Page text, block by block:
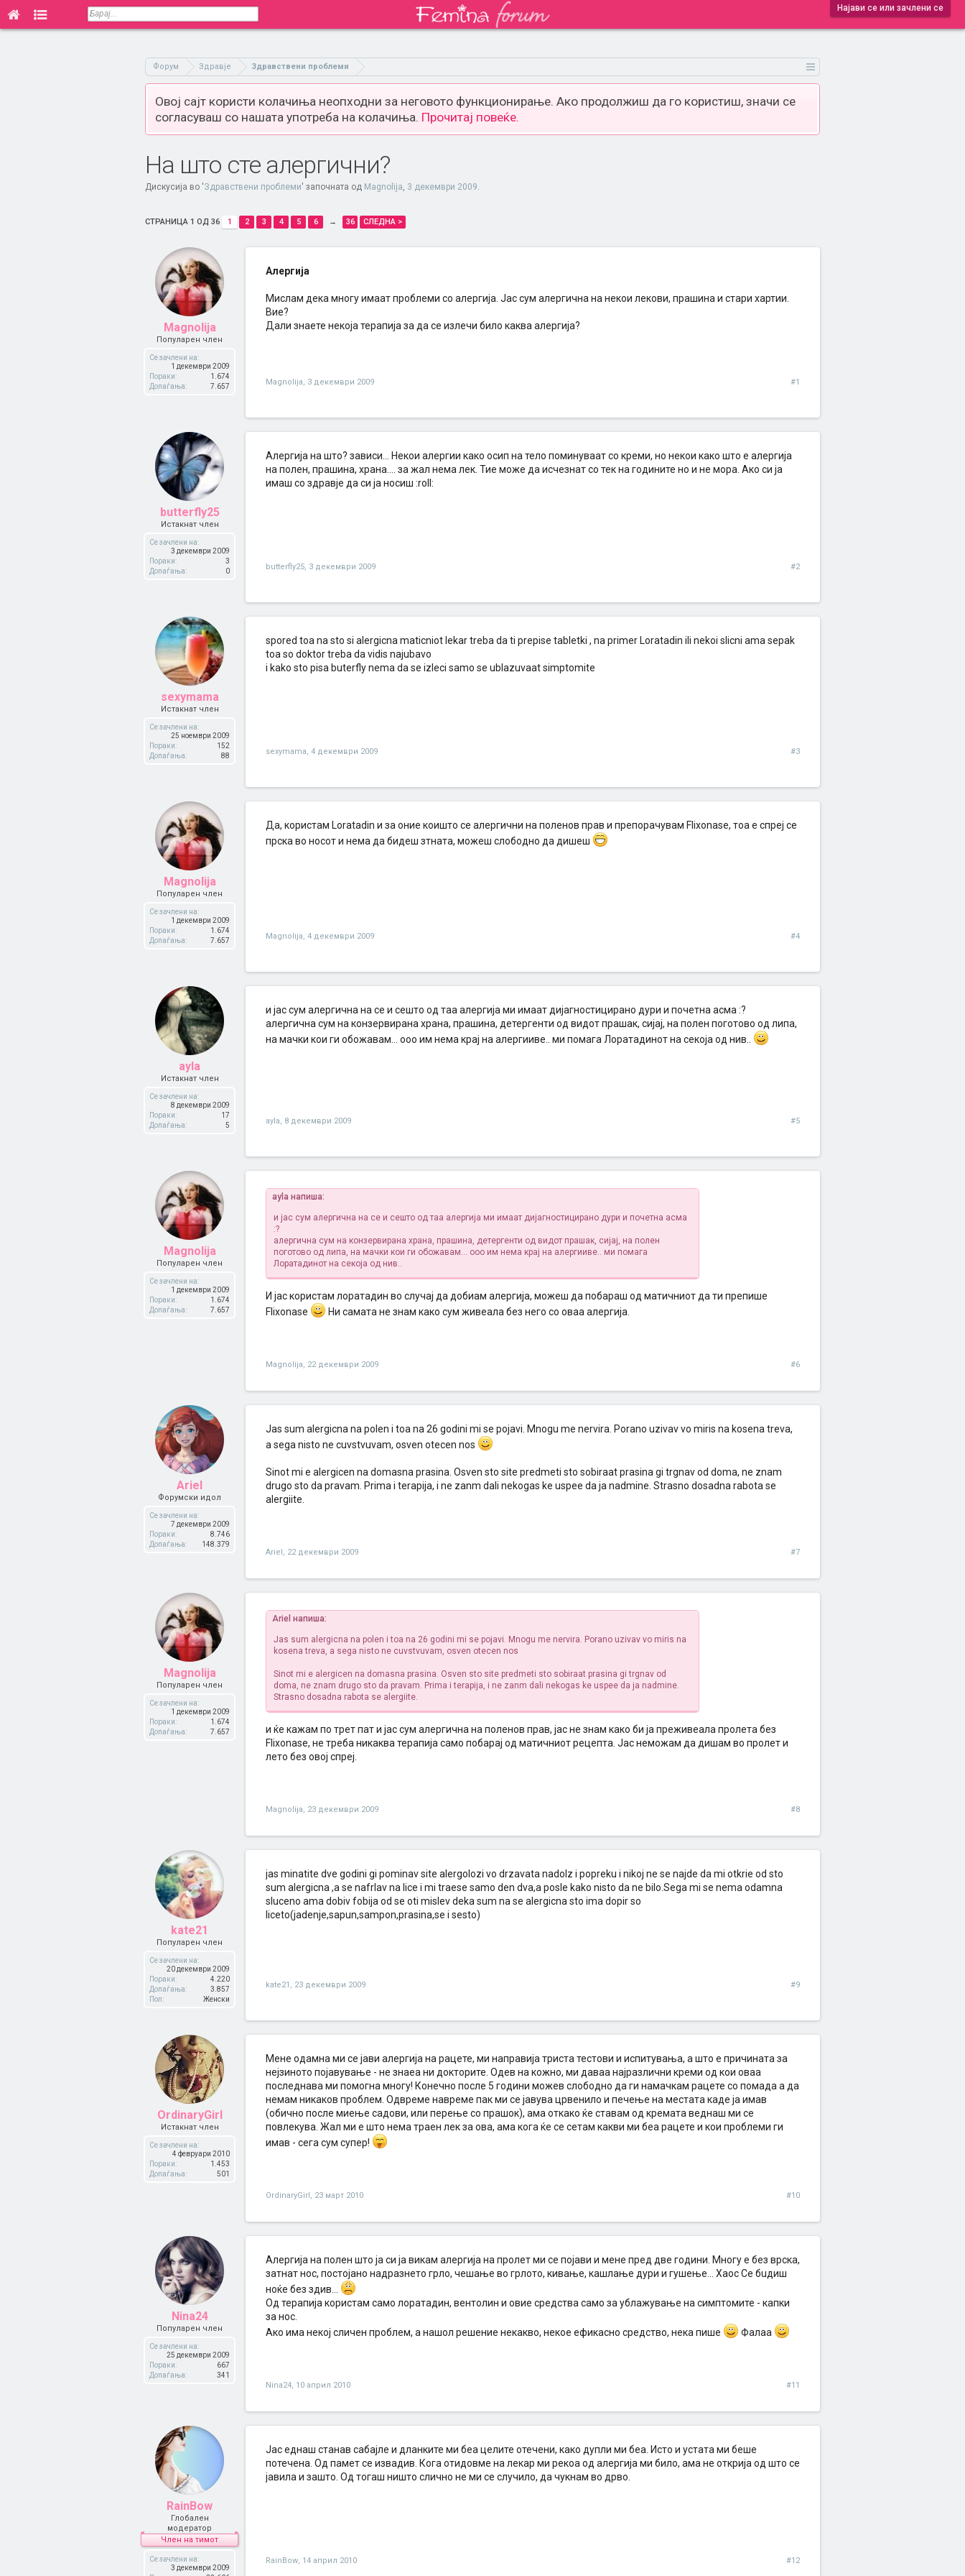
Најави се или зачлени се
Форум Здравје Здравствени проблеми
Овој сајт користи колачиња неопходни за неговото функционирање. Ако продолжиш да го користиш, значи се
согласуваш со нашата употреба на колачиња. Прочитај повеќе.
На што сте алергични?
Дискусија во 'Здравствени проблеми' започната од Magnolija, 3 декември 2009.
СТРАНИЦА 1 ОД 36 1 2 3 4 5 6 → 36 СЛЕДНА >
Magnolija
Популарен член
Се зачлени на:
1 декември 2009
Пораки:
1.674
Допаѓања:
7.657
Алергија
Мислам дека многу имаат проблеми со алергија. Јас сум алергична на некои лекови, прашина и стари хартии.
Вие?
Дали знаете некоја терапија за да се излечи било каква алергија?
Magnolija, 3 декември 2009 #1
butterfly25
Истакнат член
Се зачлени на:
3 декември 2009
Пораки:
3
Допаѓања:
0
Алергија на што? зависи... Некои алергии како осип на тело поминуваат со креми, но некои како што е алергија
на полен, прашина, храна.... за жал нема лек. Тие може да исчезнат со тек на годините но и не мора. Ако си ја
имаш со здравје да си ја носиш :roll:
butterfly25, 3 декември 2009 #2
sexymama
Истакнат член
Се зачлени на:
25 ноември 2009
Пораки:
152
Допаѓања:
88
spored toa na sto si alergicna maticniot lekar treba da ti prepise tabletki , na primer Loratadin ili nekoi slicni ama sepak
toa so doktor treba da vidis najubavo
i kako sto pisa buterfly nema da se izleci samo se ublazuvaat simptomite
sexymama, 4 декември 2009 #3
Magnolija
Популарен член
Се зачлени на:
1 декември 2009
Пораки:
1.674
Допаѓања:
7.657
Да, користам Loratadin и за оние коишто се алергични на поленов прав и препорачувам Flixonase, тоа е спреј се
прска во носот и нема да бидеш зтната, можеш слободно да дишеш
Magnolija, 4 декември 2009 #4
ayla
Истакнат член
Се зачлени на:
8 декември 2009
Пораки:
17
Допаѓања:
5
и јас сум алергична на се и сешто од таа алергија ми имаат дијагностицирано дури и почетна асма :?
алергична сум на конзервирана храна, прашина, детергенти од видот прашак, сијај, на полен поготово од липа,
на мачки кои ги обожавам... ооо им нема крај на алергииве.. ми помага Лоратадинот на секоја од нив..
ayla, 8 декември 2009 #5
Magnolija
Популарен член
Се зачлени на:
1 декември 2009
Пораки:
1.674
Допаѓања:
7.657
ayla напиша:
и јас сум алергична на се и сешто од таа алергија ми имаат дијагностицирано дури и почетна асма
:?
алергична сум на конзервирана храна, прашина, детергенти од видот прашак, сијај, на полен
поготово од липа, на мачки кои ги обожавам... ооо им нема крај на алергииве.. ми помага
Лоратадинот на секоја од нив..
И јас користам лоратадин во случај да добиам алергија, можеш да побараш од матичниот да ти препише
Flixonase
Ни самата не знам како сум живеала без него со оваа алергија.
Magnolija, 22 декември 2009 #6
Ariel
Форумски идол
Се зачлени на:
7 декември 2009
Пораки:
8.746
Допаѓања:
148.379
Jas sum alergicna na polen i toa na 26 godini mi se pojavi. Mnogu me nervira. Porano uzivav vo miris na kosena treva,
a sega nisto ne cuvstvuvam, osven otecen nos
Sinot mi e alergicen na domasna prasina. Osven sto site predmeti sto sobiraat prasina gi trgnav od doma, ne znam
drugo sto da pravam. Prima i terapija, i ne zanm dali nekogas ke uspee da ja nadmine. Strasno dosadna rabota se
alergiite.
Ariel, 22 декември 2009 #7
Magnolija
Популарен член
Се зачлени на:
1 декември 2009
Пораки:
1.674
Допаѓања:
7.657
Ariel напиша:
Jas sum alergicna na polen i toa na 26 godini mi se pojavi. Mnogu me nervira. Porano uzivav vo miris na
kosena treva, a sega nisto ne cuvstvuvam, osven otecen nos
Sinot mi e alergicen na domasna prasina. Osven sto site predmeti sto sobiraat prasina gi trgnav od
doma, ne znam drugo sto da pravam. Prima i terapija, i ne zanm dali nekogas ke uspee da ja nadmine.
Strasno dosadna rabota se alergiite.
и ќе кажам по трет пат и јас сум алергична на поленов прав, јас не знам како би ја преживеала пролета без
Flixonase, не треба никаква терапија само побарај од матичниот рецепта. Јас неможам да дишам во пролет и
лето без овој спреј.
Magnolija, 23 декември 2009 #8
kate21
Популарен член
Се зачлени на:
20 декември 2009
Пораки:
4.220
Допаѓања:
3.857
Пол:
Женски
jas minatite dve godini gi pominav site alergolozi vo drzavata nadolz i popreku i nikoj ne se najde da mi otkrie od sto
sum alergicna ,a se nafrlav na lice i mi traese samo den dva,a posle kako nisto da ne bilo.Sega mi se nema odamna
sluceno ama dobiv fobija od se oti mislev deka sum na se alergicna sto ima dopir so
liceto(jadenje,sapun,sampon,prasina,se i sesto)
kate21 , 23 декември 2009 #9
OrdinaryGirl
Истакнат член
Се зачлени на:
4 февруари 2010
Пораки:
1.453
Допаѓања:
501
Мене одамна ми се јави алергија на рацете, ми направија триста тестови и испитувања, а што е причината за
нејзиното појавување - не знаеа ни докторите. Одев на кожно, ми даваа најразлични креми од кои оваа
последнава ми помогна многу! Конечно после 5 години можев слободно да ги намачкам рацете со помада а да
немам никаков проблем. Одвреме навреме пак ми се јавува црвенило и печење на местата каде ја имав
(обично после миење садови, или перење со прашок), ама откако ќе ставам од кремата веднаш ми се
повлекува. Жал ми е што нема траен лек за ова, ама кога ќе се сетам какви ми беа рацете и кои проблеми ги
имав - сега сум супер!
OrdinaryGirl, 23 март 2010 #10
Nina24
Популарен член
Се зачлени на:
25 декември 2009
Пораки:
667
Допаѓања:
341
Алергија на полен што ја си ја викам алергија на пролет ми се појави и мене пред две години. Многу е без врска,
затнат нос, постојано надразнето грло, чешање во грлото, кивање, кашлање дури и гушење... Хаос Се бuдиш
ноќе без здив...
Од терапија користам само лоратадин, вентолин и овие средства само за ублажување на симптомите - капки
за нос.
Ако има некој сличен проблем, а нашол решение некакво, некое ефикасно средство, нека пише
Фалаа
Nina24, 10 април 2010 #11
RainBow
Глобален
модератор
Член на тимот
Се зачлени на:
3 декември 2009
Јас еднаш станав сабајле и дланките ми беа целите отечени, како дупли ми беа. Исто и устата ми беше
потечена. Од памет се извадив. Кога отидовме на лекар ми рекоа од алергија ми било, ама не открија од што се
јавила и зашто. Од тогаш ништо слично не ми се случило, да чукнам во дрво.
RainBow, 14 април 2010 #12